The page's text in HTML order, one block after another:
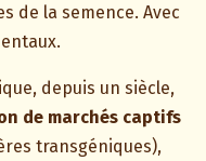
de la semence. Avec
depuis un siècle,
de marchés captifs
transgéniques),